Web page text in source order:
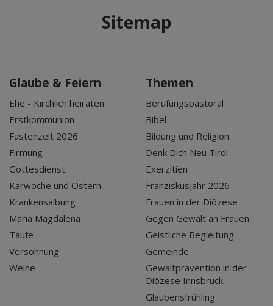
Sitemap
Glaube & Feiern
Ehe - Kirchlich heiraten
Erstkommunion
Fastenzeit 2026
Firmung
Gottesdienst
Karwoche und Ostern
Krankensalbung
Maria Magdalena
Taufe
Versöhnung
Weihe
Themen
Berufungspastoral
Bibel
Bildung und Religion
Denk Dich Neu Tirol
Exerzitien
Franziskusjahr 2026
Frauen in der Diözese
Gegen Gewalt an Frauen
Geistliche Begleitung
Gemeinde
Gewaltprävention in der
Diözese Innsbruck
Glaubensfrühling